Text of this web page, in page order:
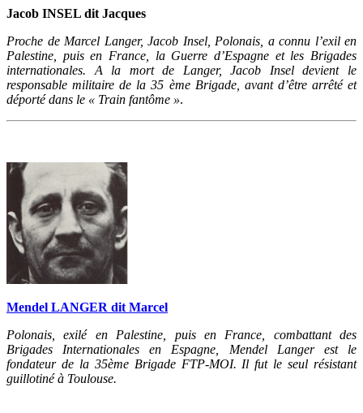
Jacob INSEL dit Jacques
Proche de Marcel Langer, Jacob Insel, Polonais, a connu l’exil en
Palestine, puis en France, la Guerre d’Espagne et les Brigades
internationales. A la mort de Langer, Jacob Insel devient le
responsable militaire de la 35 ème Brigade, avant d’être arrêté et
déporté dans le « Train fantôme ».
Mendel LANGER dit Marcel
Polonais, exilé en Palestine, puis en France, combattant des
Brigades Internationales en Espagne, Mendel Langer est le
fondateur de la 35ème Brigade FTP-MOI. Il fut le seul résistant
guillotiné à Toulouse.